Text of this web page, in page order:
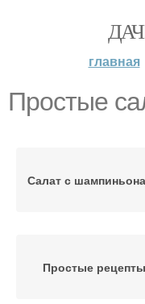
главная
Простые
Салат с
Простые рецепты